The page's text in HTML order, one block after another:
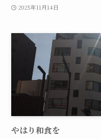
2025年11月14日
やはり和食を